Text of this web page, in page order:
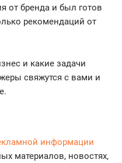
от бренда и был готов
рекомендаций от
и какие задачи
свяжутся с вами и
информации
материалов, новостях,